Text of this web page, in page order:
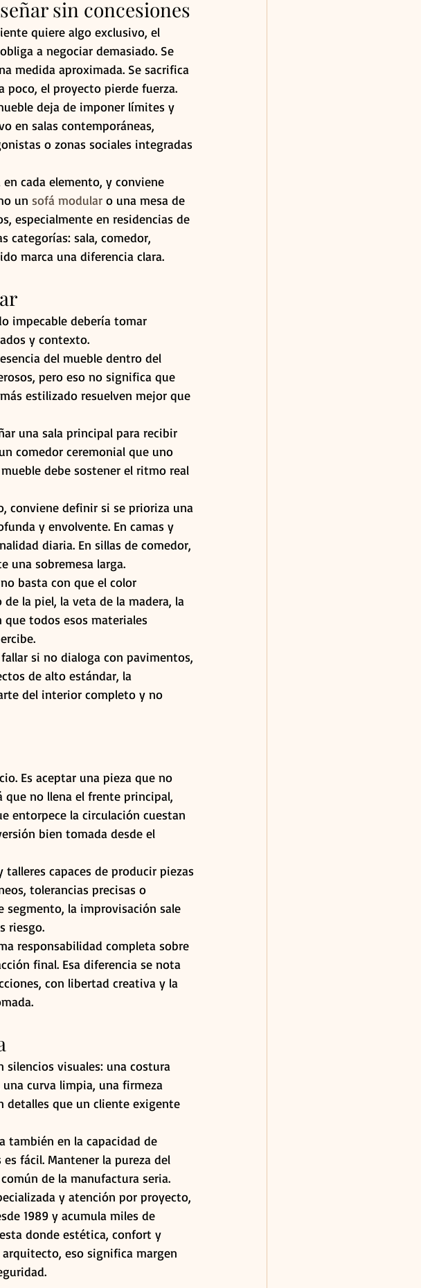
sin concesiones
quiere algo exclusivo, el
a negociar demasiado. Se
medida aproximada. Se sacrifica
poco, el proyecto pierde fuerza.
deja de imponer límites y
en salas contemporáneas,
o zonas sociales integradas
cada elemento, y conviene
un sofá modular o una mesa de
especialmente en residencias de
categorías: sala, comedor,
marca una diferencia clara.
impecable debería tomar
y contexto.
del mueble dentro del
pero eso no significa que
estilizado resuelven mejor que
una sala principal para recibir
comedor ceremonial que uno
debe sostener el ritmo real
conviene definir si se prioriza una
y envolvente. En camas y
diaria. En sillas de comedor,
una sobremesa larga.
basta con que el color
la piel, la veta de la madera, la
todos esos materiales
si no dialoga con pavimentos,
de alto estándar, la
del interior completo y no
Es aceptar una pieza que no
que no llena el frente principal,
entorpece la circulación cuestan
bien tomada desde el
capaces de producir piezas
tolerancias precisas o
segmento, la improvisación sale
riesgo.
responsabilidad completa sobre
final. Esa diferencia se nota
con libertad creativa y la
silencios visuales: una costura
curva limpia, una firmeza
detalles que un cliente exigente
también en la capacidad de
fácil. Mantener la pureza del
de la manufactura seria.
y atención por proyecto,
1989 y acumula miles de
donde estética, confort y
eso significa margen